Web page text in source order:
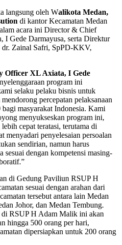
langsung oleh Walikota Medan,
di kantor Kecamatan Medan
acara ini Director & Chief
Gede Darmayusa, serta Direktur
Zainal Safri, SpPD-KKV,
Officer XL Axiata, I Gede
program ini
selaku pelaku bisnis untuk
percepatan pelaksanaan
masyarakat Indonesia. Kami
menyukseskan program ini,
cepat teratasi, terutama di
menyadari penyelesaian persoalan
sendirian, namun harus
sesuai dengan kompetensi masing-
di Gedung Paviliun RSUP H
sesuai dengan arahan dari
tersebut antara lain Medan
Johor, dan Medan Tembung.
di RSUP H Adam Malik ini akan
hingga 500 orang per hari,
dipersiapkan untuk 200 orang